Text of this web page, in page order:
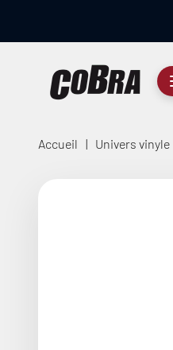
Cobra.fr
Accueil | Univers vinyle